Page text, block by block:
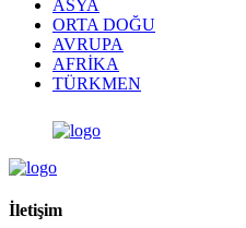
ASYA
ORTA DOĞU
AVRUPA
AFRİKA
TÜRKMEN
İletişim